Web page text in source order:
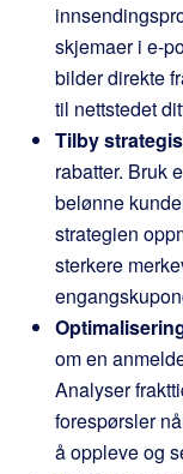
skjemaer i e-
bilder direkte
til nettstedet
Tilby
rabatter. Bruk
belønne
strategien
sterkere
om en
Analyser
forespørsler
å oppleve og